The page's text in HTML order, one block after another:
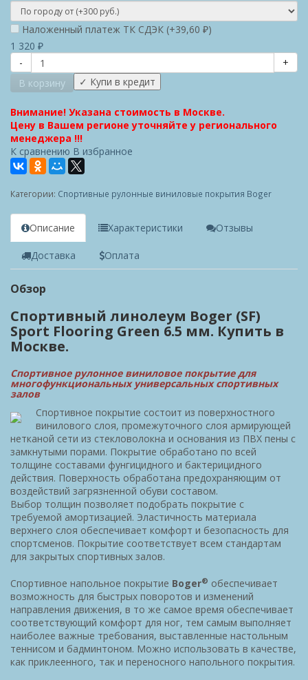
Наложенный платеж ТК СДЭК (+39,60 ₽)
1 320 ₽
-
+
В корзину
Внимание! Указана стоимость в Москве.
Цену в Вашем регионе уточняйте у регионального
менеджера !!!
К сравнению В избранное
Категории: Спортивные рулонные виниловые покрытия Boger
Описание Характеристики Отзывы
Доставка Оплата
Обзор
Спортивный линолеум Boger (SF)
Sport Flooring Green 6.5 мм. Купить в
Москве.
Спортивное рулонное виниловое покрытие для
многофункциональных универсальных спортивных
залов
Спортивное покрытие состоит из поверхностного
винилового слоя, промежуточного слоя армирующей
нетканой сети из стекловолокна и основания из ПВХ пены с
замкнутыми порами. Покрытие обработано по всей
толщине составами фунгицидного и бактерицидного
действия. Поверхность обработана предохраняющим от
воздействий загрязненной обуви составом.
Выбор толщин позволяет подобрать покрытие с
требуемой амортизацией. Эластичность материала
верхнего слоя обеспечивает комфорт и безопасность для
спортсменов. Покрытие соответствует всем стандартам
для закрытых спортивных залов.
Спортивное напольное покрытие Boger® обеспечивает
возможность для быстрых поворотов и изменений
направления движения, в то же самое время обеспечивает
соответствующий комфорт для ног, тем самым выполняет
наиболее важные требования, выставленные настольным
теннисом и бадминтоном. Можно использовать в качестве,
как приклеенного, так и переносного напольного покрытия.